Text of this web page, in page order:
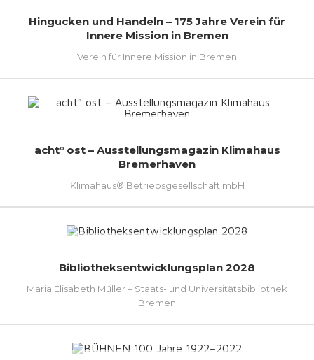
Hingucken und Handeln – 175 Jahre Verein für
Innere Mission in Bremen
Verein für Innere Mission in Bremen
acht° ost – Ausstellungsmagazin Klimahaus
Bremerhaven
Klimahaus® Betriebsgesellschaft mbH
Bibliotheksentwicklungsplan 2028
Maria Elisabeth Müller – Staats- und Universitätsbibliothek
Bremen